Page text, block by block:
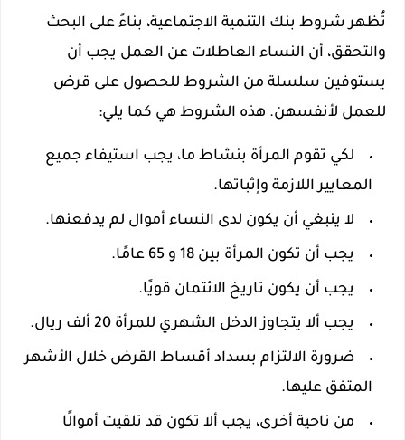
تُظهر شروط بنك التنمية الاجتماعية، بناءً على البحث
والتحقق، أن النساء العاطلات عن العمل يجب أن
يستوفين سلسلة من الشروط للحصول على قرض
للعمل لأنفسهن. هذه الشروط هي كما يلي:
لكي تقوم المرأة بنشاط ما، يجب استيفاء جميع
المعايير اللازمة وإثباتها.
لا ينبغي أن يكون لدى النساء أموال لم يدفعنها.
يجب أن تكون المرأة بين 18 و 65 عامًا.
يجب أن يكون تاريخ الائتمان قويًا.
يجب ألا يتجاوز الدخل الشهري للمرأة 20 ألف ريال.
ضرورة الالتزام بسداد أقساط القرض خلال الأشهر
المتفق عليها.
من ناحية أخرى، يجب ألا تكون قد تلقيت أموالًا